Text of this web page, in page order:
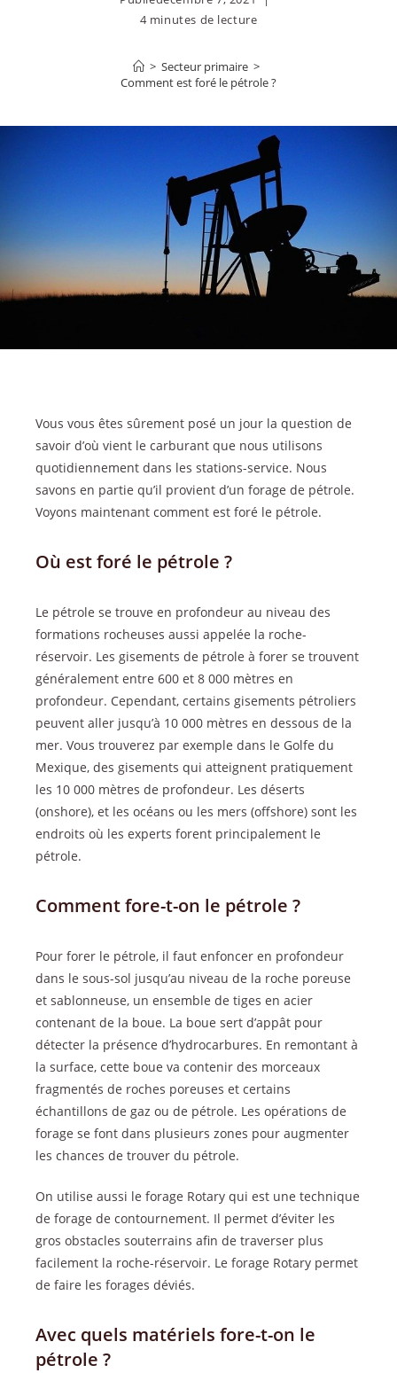
4 minutes de lecture
> Secteur primaire >
Comment est foré le pétrole ?
Vous vous êtes sûrement posé un jour la question de
savoir d’où vient le carburant que nous utilisons
quotidiennement dans les stations-service. Nous
savons en partie qu’il provient d’un forage de pétrole.
Voyons maintenant comment est foré le pétrole.
Où est foré le pétrole ?
Le pétrole se trouve en profondeur au niveau des
formations rocheuses aussi appelée la roche-
réservoir. Les gisements de pétrole à forer se trouvent
généralement entre 600 et 8 000 mètres en
profondeur. Cependant, certains gisements pétroliers
peuvent aller jusqu’à 10 000 mètres en dessous de la
mer. Vous trouverez par exemple dans le Golfe du
Mexique, des gisements qui atteignent pratiquement
les 10 000 mètres de profondeur. Les déserts
(onshore), et les océans ou les mers (offshore) sont les
endroits où les experts forent principalement le
pétrole.
Comment fore-t-on le pétrole ?
Pour forer le pétrole, il faut enfoncer en profondeur
dans le sous-sol jusqu’au niveau de la roche poreuse
et sablonneuse, un ensemble de tiges en acier
contenant de la boue. La boue sert d’appât pour
détecter la présence d’hydrocarbures. En remontant à
la surface, cette boue va contenir des morceaux
fragmentés de roches poreuses et certains
échantillons de gaz ou de pétrole. Les opérations de
forage se font dans plusieurs zones pour augmenter
les chances de trouver du pétrole.
On utilise aussi le forage Rotary qui est une technique
de forage de contournement. Il permet d’éviter les
gros obstacles souterrains afin de traverser plus
facilement la roche-réservoir. Le forage Rotary permet
de faire les forages déviés.
Avec quels matériels fore-t-on le
pétrole ?